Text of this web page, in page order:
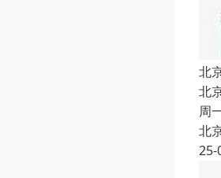
北
北
周
北
25-